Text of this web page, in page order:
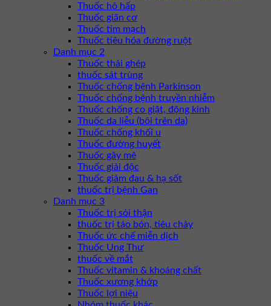
Thuốc hô hấp
Thuốc giãn cơ
Thuốc tim mạch
Thuốc tiêu hóa đường ruột
Danh mục 2
Thuốc thải ghép
thuốc sát trùng
Thuốc chống bệnh Parkinson
Thuốc chống bệnh truyền nhiễm
Thuốc chống co giật, động kinh
Thuốc da liễu (bôi trên da)
Thuốc chống khối u
Thuốc đường huyết
Thuốc gây mê
Thuốc giải độc
Thuốc giảm đau & hạ sốt
thuốc trị bệnh Gan
Danh mục 3
Thuốc trị sỏi thận
thuốc trị táo bón, tiêu chảy
Thuốc ức chế miễn dịch
Thuốc Ung Thư
thuốc về mắt
Thuốc vitamin & khoáng chất
Thuốc xương khớp
Thuốc lợi niệu